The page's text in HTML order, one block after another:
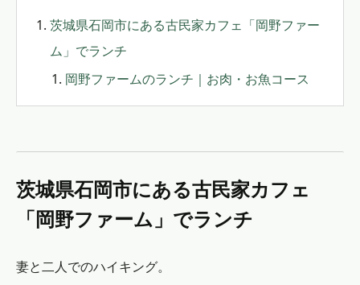
茨城県石岡市にある古民家カフェ「岡野ファー
ム」でランチ
岡野ファームのランチ｜お肉・お魚コース
茨城県石岡市にある古民家カフェ
「岡野ファーム」でランチ
妻と二人でのハイキング。